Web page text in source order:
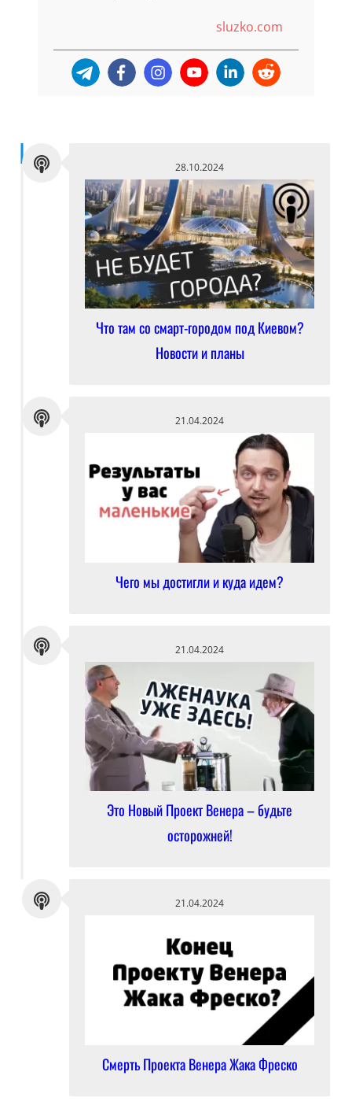
sluzko.com
28.10.2024
Что там со смарт-городом под Киевом?
Новости и планы
21.04.2024
Чего мы достигли и куда идем?
21.04.2024
Это Новый Проект Венера – будьте
осторожней!
21.04.2024
Смерть Проекта Венера Жака Фреско